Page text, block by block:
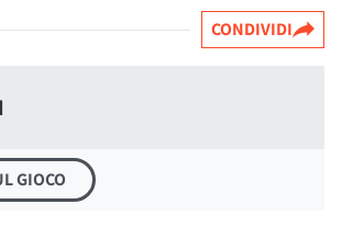
CONDIVIDI
GIOCO